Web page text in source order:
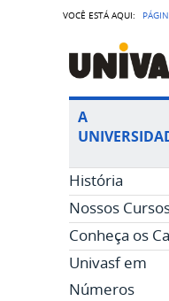
VOCÊ ESTÁ AQUI:
A
História
Nossos
Conheça os
Univasf em
Números